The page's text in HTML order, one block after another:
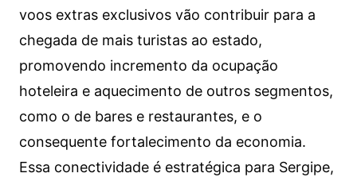
voos extras exclusivos vão contribuir para a
chegada de mais turistas ao estado,
promovendo incremento da ocupação
hoteleira e aquecimento de outros segmentos,
como o de bares e restaurantes, e o
consequente fortalecimento da economia.
Essa conectividade é estratégica para Sergipe,